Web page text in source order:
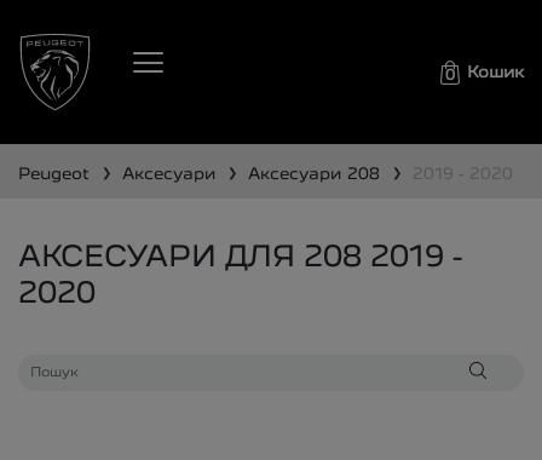
0 Кошик
peugeot ❯ аксесуари ❯ аксесуари 208 ❯ 2019 - 2020
АКСЕСУАРИ ДЛЯ 208 2019 -
2020